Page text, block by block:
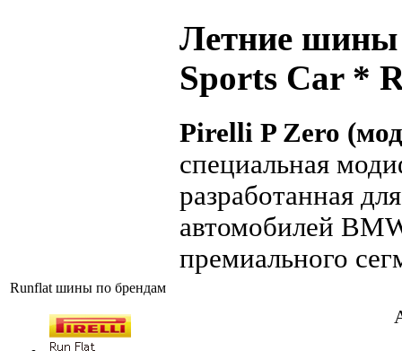
Runflat шины по брендам
Летние шины
Sports Car *
Pirelli P Zero
специальная
разработанная
автомобилей
премиального